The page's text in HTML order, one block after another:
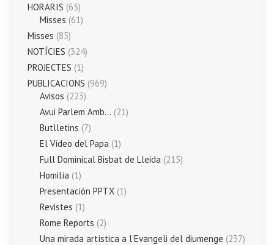
HORARIS (63)
Misses (61)
Misses (85)
NOTÍCIES (324)
PROJECTES (1)
PUBLICACIONS (969)
Avisos (223)
Avui Parlem Amb… (21)
Butlletins (7)
El Vídeo del Papa (1)
Full Dominical Bisbat de Lleida (215)
Homilía (1)
Presentación PPTX (1)
Revistes (1)
Rome Reports (2)
Una mirada artística a l’Evangeli del diumenge (237)